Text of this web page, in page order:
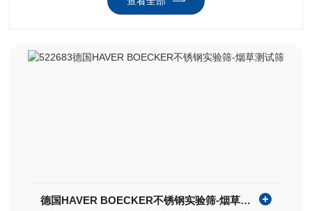
德国HAVER BOECKER不锈钢实验筛-烟草测试筛